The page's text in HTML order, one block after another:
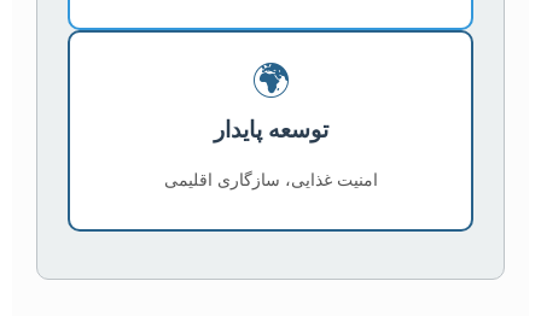
🌍
توسعه پایدار
امنیت غذایی، سازگاری اقلیمی